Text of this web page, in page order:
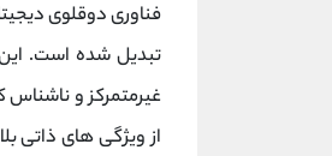
فناوری دوقلوی
تبدیل شده است.
غیرمتمرکز و ناشناس
از ویژگی ‌های ذاتی